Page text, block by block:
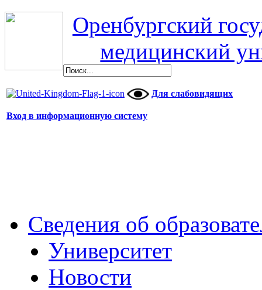
Оренбургский
медицинский
Для слабовидящих
Вход в информационную систему
Сведения об
Университет
Новости